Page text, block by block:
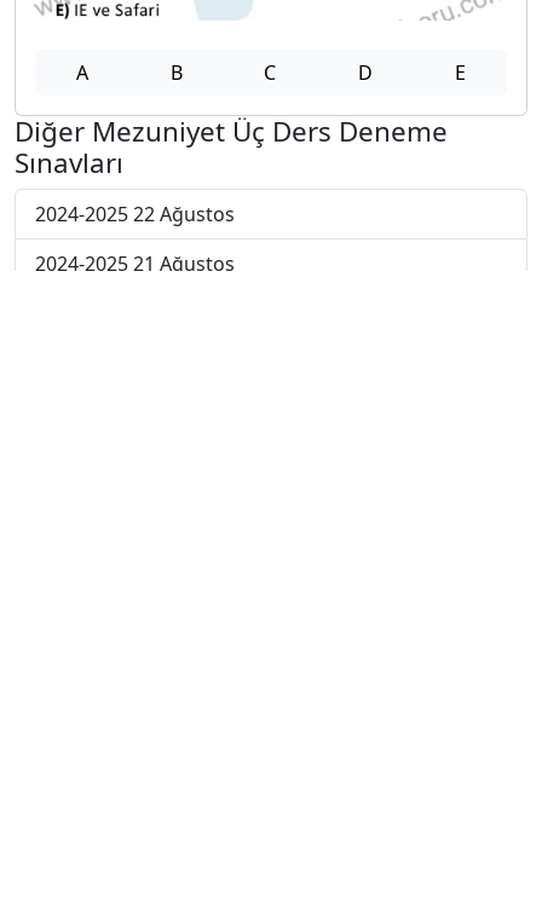
A B C D E
Diğer Mezuniyet Üç Ders Deneme
Sınavları
2024-2025 22 Ağustos
2024-2025 21 Ağustos